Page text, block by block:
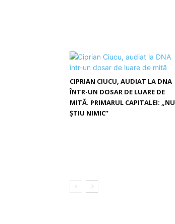
CIPRIAN CIUCU, AUDIAT LA DNA
ÎNTR-UN DOSAR DE LUARE DE
MITĂ. PRIMARUL CAPITALEI: „NU
ȘTIU NIMIC”